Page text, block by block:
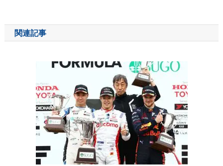
ナ
ビ
関連記事